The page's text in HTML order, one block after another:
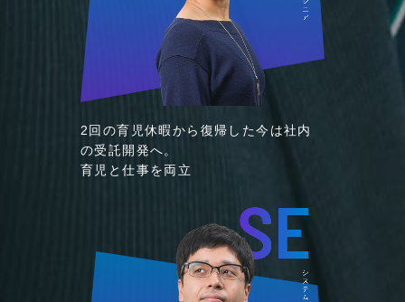
2回の育児休暇から復帰した今は社内
の受託開発へ。
育児と仕事を両立